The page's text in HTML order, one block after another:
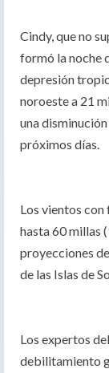
Cindy, que no
formó la noche
depresión
noroeste a 21
una
próximos días.
Los vientos
hasta 60 millas
proyecciones
de las Islas de
Los expertos
debilitamiento